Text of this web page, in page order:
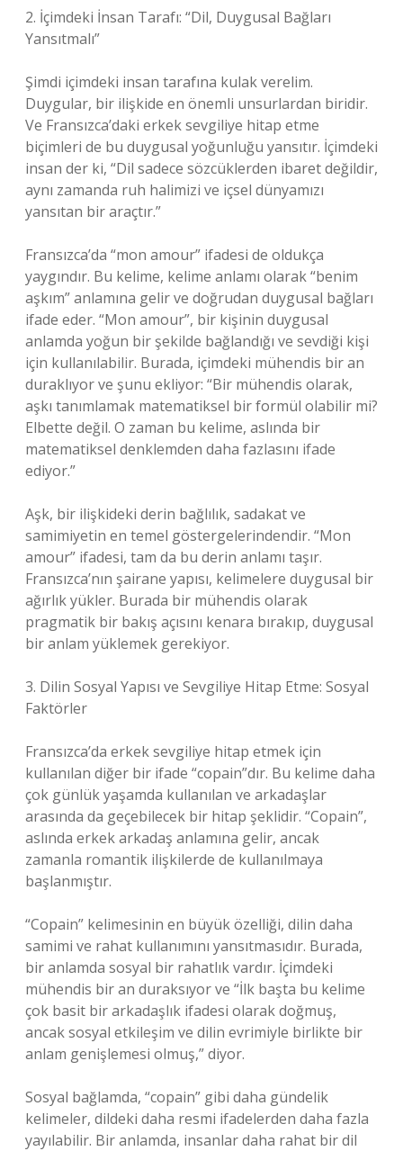
2. İçimdeki İnsan Tarafı: “Dil, Duygusal Bağları
Yansıtmalı”
Şimdi içimdeki insan tarafına kulak verelim.
Duygular, bir ilişkide en önemli unsurlardan biridir.
Ve Fransızca’daki erkek sevgiliye hitap etme
biçimleri de bu duygusal yoğunluğu yansıtır. İçimdeki
insan der ki, “Dil sadece sözcüklerden ibaret değildir,
aynı zamanda ruh halimizi ve içsel dünyamızı
yansıtan bir araçtır.”
Fransızca’da “mon amour” ifadesi de oldukça
yaygındır. Bu kelime, kelime anlamı olarak “benim
aşkım” anlamına gelir ve doğrudan duygusal bağları
ifade eder. “Mon amour”, bir kişinin duygusal
anlamda yoğun bir şekilde bağlandığı ve sevdiği kişi
için kullanılabilir. Burada, içimdeki mühendis bir an
duraklıyor ve şunu ekliyor: “Bir mühendis olarak,
aşkı tanımlamak matematiksel bir formül olabilir mi?
Elbette değil. O zaman bu kelime, aslında bir
matematiksel denklemden daha fazlasını ifade
ediyor.”
Aşk, bir ilişkideki derin bağlılık, sadakat ve
samimiyetin en temel göstergelerindendir. “Mon
amour” ifadesi, tam da bu derin anlamı taşır.
Fransızca’nın şairane yapısı, kelimelere duygusal bir
ağırlık yükler. Burada bir mühendis olarak
pragmatik bir bakış açısını kenara bırakıp, duygusal
bir anlam yüklemek gerekiyor.
3. Dilin Sosyal Yapısı ve Sevgiliye Hitap Etme: Sosyal
Faktörler
Fransızca’da erkek sevgiliye hitap etmek için
kullanılan diğer bir ifade “copain”dır. Bu kelime daha
çok günlük yaşamda kullanılan ve arkadaşlar
arasında da geçebilecek bir hitap şeklidir. “Copain”,
aslında erkek arkadaş anlamına gelir, ancak
zamanla romantik ilişkilerde de kullanılmaya
başlanmıştır.
“Copain” kelimesinin en büyük özelliği, dilin daha
samimi ve rahat kullanımını yansıtmasıdır. Burada,
bir anlamda sosyal bir rahatlık vardır. İçimdeki
mühendis bir an duraksıyor ve “İlk başta bu kelime
çok basit bir arkadaşlık ifadesi olarak doğmuş,
ancak sosyal etkileşim ve dilin evrimiyle birlikte bir
anlam genişlemesi olmuş,” diyor.
Sosyal bağlamda, “copain” gibi daha gündelik
kelimeler, dildeki daha resmi ifadelerden daha fazla
yayılabilir. Bir anlamda, insanlar daha rahat bir dil